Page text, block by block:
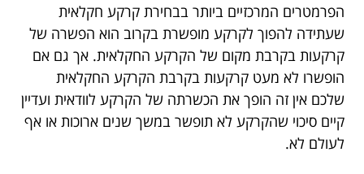
הפרמטרים המרכזיים ביותר בבחירת קרקע חקלאית
שעתידה להפוך לקרקע מופשרת בקרוב הוא הפשרה של
קרקעות בקרבת מקום של הקרקע החקלאית. אך גם אם
הופשרו לא מעט קרקעות בקרבת הקרקע החקלאית
שלכם אין זה הופך את הכשרתה של הקרקע לוודאית ועדיין
קיים סיכוי שהקרקע לא תופשר במשך שנים ארוכות או אף
לעולם לא.